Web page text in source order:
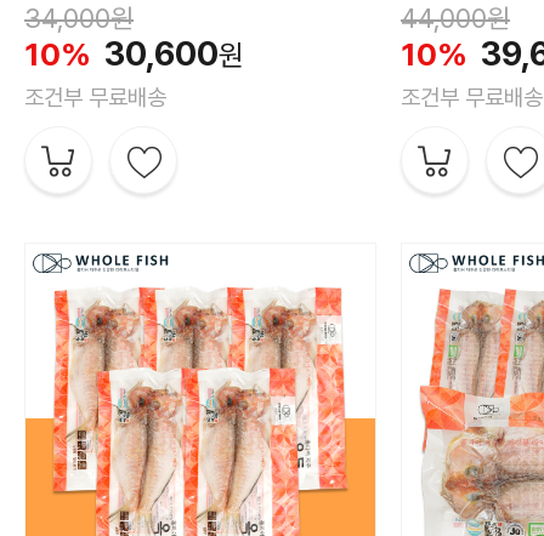
34,000원
10% 30,600원
조건부 무료배송
44,000원
10%
조건부 무료배송